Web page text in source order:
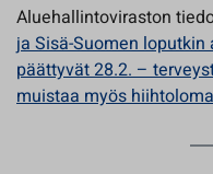
Aluehallintoviraston
ja Sisä-Suomen
päättyvät 28.2. –
muistaa myös